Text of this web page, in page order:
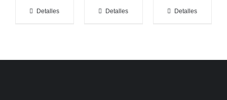
Detalles Detalles Detalles